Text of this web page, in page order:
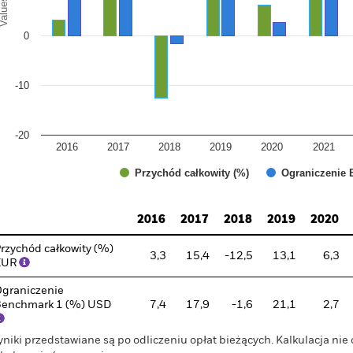
Values
Przychód całkowity (%) Ograniczenie
2016 2017 2018 2019 2020 2021
-20
-10
0
2016
2017 2018 2019 2020
całkowity (%)
3,3 15,4 -12,5 13,1 6,3
1 (%) USD
7,4 17,9 -1,6 21,1 2,7
przedstawiane są po odliczeniu opłat bieżących. Kalkulacja nie